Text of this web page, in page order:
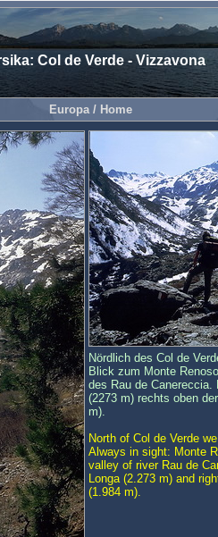
Col de Verde - Vizzavona
Europa/ Home
Nördlich des Col de
Blick zum Monte
des Rau de Canereccia.
(2273 m) rechts oben
m).
North of Col de Verde
Always in sight: Monte
valley of river Rau de
Longa (2.273 m) and
(1.984 m).